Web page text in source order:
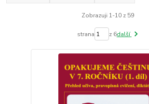
Zobrazuji 1-10 z 59
strana z 6další